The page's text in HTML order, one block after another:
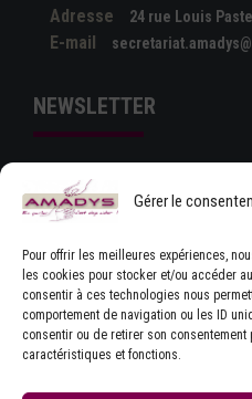
Gérer le
Pour offrir les meilleures expériences,
les cookies pour stocker et/ou accéder
consentir à ces technologies nous
comportement de navigation ou les ID
consentir ou de retirer son
caractéristiques et fonctions.
Adresse 24 rue Louis
E-mail
NEWSLETTER
J'ACCEPTE LES
D'UTILISATION